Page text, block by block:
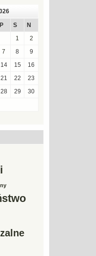
P S
N
1
2
7 8
9
14 15
16
21 22
23
28 29
30